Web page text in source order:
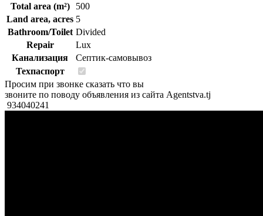
Total area (m²)
500
Land area, acres 5
Bathroom/Toilet Divided
Repair
Lux
Канализация
Септик-самовывоз
Техпаспорт
Просим при звонке сказать что вы
звоните по поводу объявления из сайта Agentstva.tj
934040241